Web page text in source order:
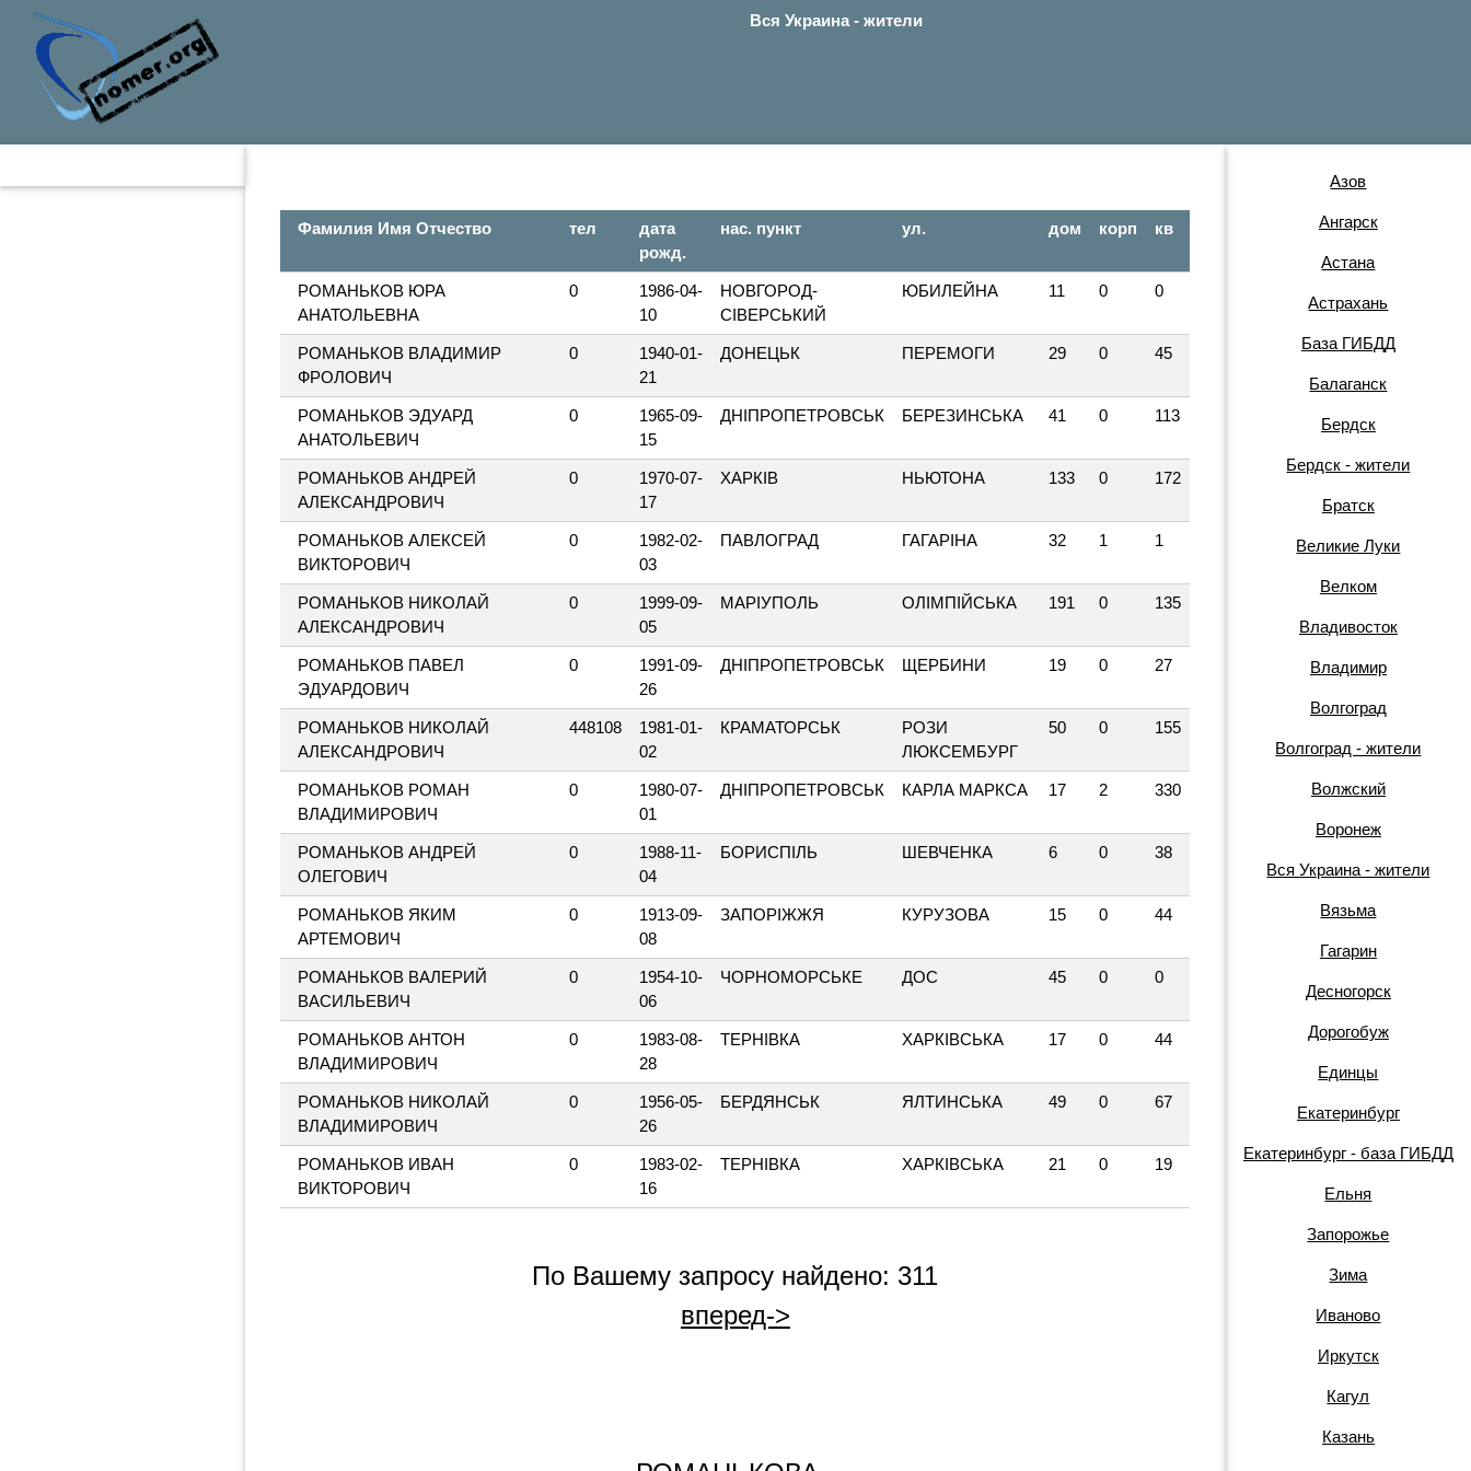
Вся Украина - жители
Фамилия Имя Отчество тел
дата
рожд.
нас. пункт ул. дом корп кв
РОМАНЬКОВ ЮРА
АНАТОЛЬЕВНА
0
1986-04-
10
НОВГОРОД-
СІВЕРСЬКИЙ
ЮБИЛЕЙНА 11 0 0
РОМАНЬКОВ ВЛАДИМИР
ФРОЛОВИЧ
0
1940-01-
21
ДОНЕЦЬК ПЕРЕМОГИ 29 0 45
РОМАНЬКОВ ЭДУАРД
АНАТОЛЬЕВИЧ
0
1965-09-
15
ДНІПРОПЕТРОВСЬК БЕРЕЗИНСЬКА 41 0 113
РОМАНЬКОВ АНДРЕЙ
АЛЕКСАНДРОВИЧ
0
1970-07-
17
ХАРКІВ НЬЮТОНА 133 0 172
РОМАНЬКОВ АЛЕКСЕЙ
ВИКТОРОВИЧ
0
1982-02-
03
ПАВЛОГРАД ГАГАРІНА 32 1 1
РОМАНЬКОВ НИКОЛАЙ
АЛЕКСАНДРОВИЧ
0
1999-09-
05
МАРІУПОЛЬ ОЛІМПІЙСЬКА 191 0 135
РОМАНЬКОВ ПАВЕЛ
ЭДУАРДОВИЧ
0
1991-09-
26
ДНІПРОПЕТРОВСЬК ЩЕРБИНИ 19 0 27
РОМАНЬКОВ НИКОЛАЙ
АЛЕКСАНДРОВИЧ
448108
1981-01-
02
КРАМАТОРСЬК
РОЗИ
ЛЮКСЕМБУРГ
50 0 155
РОМАНЬКОВ РОМАН
ВЛАДИМИРОВИЧ
0
1980-07-
01
ДНІПРОПЕТРОВСЬК КАРЛА МАРКСА 17 2 330
РОМАНЬКОВ АНДРЕЙ
ОЛЕГОВИЧ
0
1988-11-
04
БОРИСПІЛЬ ШЕВЧЕНКА 6 0 38
РОМАНЬКОВ ЯКИМ
АРТЕМОВИЧ
0
1913-09-
08
ЗАПОРІЖЖЯ КУРУЗОВА 15 0 44
РОМАНЬКОВ ВАЛЕРИЙ
ВАСИЛЬЕВИЧ
0
1954-10-
06
ЧОРНОМОРСЬКЕ ДОС 45 0 0
РОМАНЬКОВ АНТОН
ВЛАДИМИРОВИЧ
0
1983-08-
28
ТЕРНІВКА ХАРКІВСЬКА 17 0 44
РОМАНЬКОВ НИКОЛАЙ
ВЛАДИМИРОВИЧ
0
1956-05-
26
БЕРДЯНСЬК ЯЛТИНСЬКА 49 0 67
РОМАНЬКОВ ИВАН
ВИКТОРОВИЧ
0
1983-02-
16
ТЕРНІВКА ХАРКІВСЬКА 21 0 19
По Вашему запросу найдено: 311
вперед->
Азов
Ангарск
Астана
Астрахань
База ГИБДД
Балаганск
Бердск
Бердск - жители
Братск
Великие Луки
Велком
Владивосток
Владимир
Волгоград
Волгоград - жители
Волжский
Воронеж
Вся Украина - жители
Вязьма
Гагарин
Десногорск
Дорогобуж
Единцы
Екатеринбург
Екатеринбург - база ГИБДД
Ельня
Запорожье
Зима
Иваново
Иркутск
Кагул
Казань